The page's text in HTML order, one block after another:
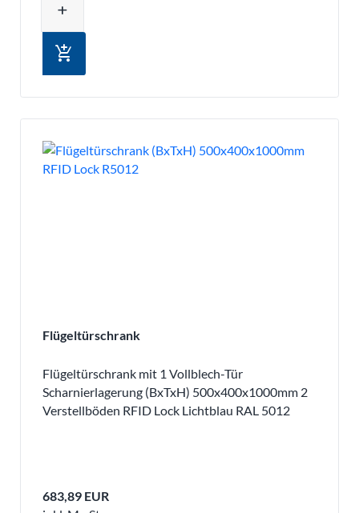
add
add_shopping_cart
Flügeltürschrank
Flügeltürschrank mit 1 Vollblech-Tür
Scharnierlagerung (BxTxH) 500x400x1000mm 2
Verstellböden RFID Lock Lichtblau RAL 5012
683,89 EUR